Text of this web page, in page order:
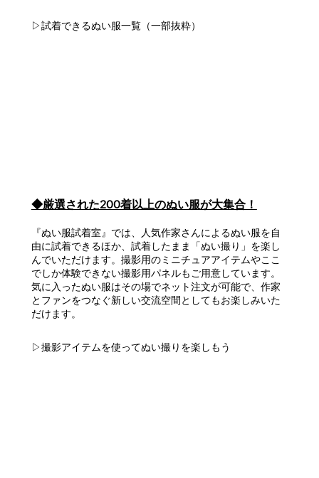
▷試着できるぬい服一覧（一部抜粋）
◆厳選された200着以上のぬい服が大集合！
『ぬい服試着室』では、人気作家さんによるぬい服を自
由に試着できるほか、試着したまま「ぬい撮り」を楽し
んでいただけます。撮影用のミニチュアアイテムやここ
でしか体験できない撮影用パネルもご用意しています。
気に入ったぬい服はその場でネット注文が可能で、作家
とファンをつなぐ新しい交流空間としてもお楽しみいた
だけます。
▷撮影アイテムを使ってぬい撮りを楽しもう